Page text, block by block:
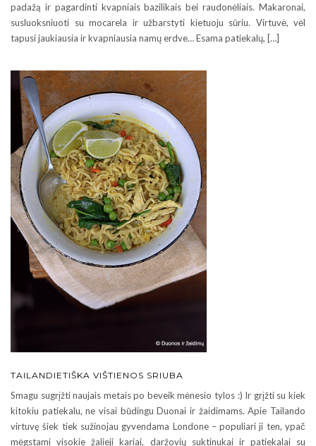
padažą ir pagardinti kvapniais bazilikais bei raudonėliais. Makaronai,
susluoksniuoti su mocarela ir užbarstyti kietuoju sūriu. Virtuvė, vėl
tapusi jaukiausia ir kvapniausia namų erdve… Esama patiekalų, […]
TAILANDIETIŠKA VIŠTIENOS SRIUBA
Smagu sugrįžti naujais metais po beveik mėnesio tylos :) Ir grįžti su kiek
kitokiu patiekalu, ne visai būdingu Duonai ir žaidimams. Apie Tailando
virtuvę šiek tiek sužinojau gyvendama Londone – populiari ji ten, ypač
mėgstami visokie žalieji kariai, daržovių suktinukai ir patiekalai su